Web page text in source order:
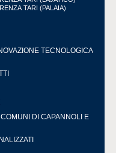
TARI (PALAIA)
TECNOLOGICA
DI CAPANNOLI E